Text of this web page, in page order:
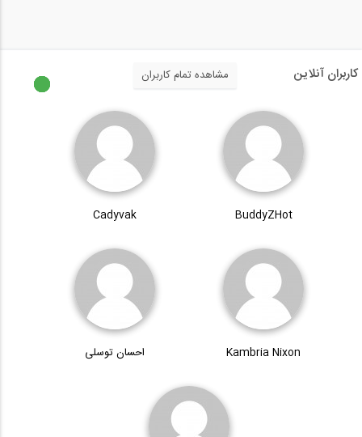
کاربران آنلاین مشاهده تمام کاربران
BuddyZHot
Cadyvak
Kambria Nixon احسان توسلی